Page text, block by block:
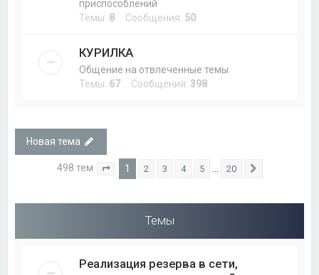
приспособлений
Темы: 8 Сообщения: 50
КУРИЛКА
Общение на отвлеченные темы
Темы: 67Сообщения: 398
Новая тема
498 тем Страница из 20
1 2 3 4 5 20
Темы
Реализация резерва в сети,